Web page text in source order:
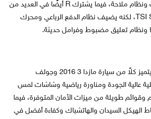
شاشة لمس 8 بوصات ونظام ملاحة، فيما يشترك R أيضًا في العديد من
ميزاته القياسية مع TSI SE، لكنه يضيف نظام الدفع الرباعي ومحرك
: يتميز كلاً من سيارة مازدا 3 2016 وجولف
عالية الجودة ومناورة رياضية وشاشات لمس
وقوائم طويلة من ميزات الأمان المتوفرة، فيما
الهيكل السيدان والهاتشباك وكفاءة أفضل في